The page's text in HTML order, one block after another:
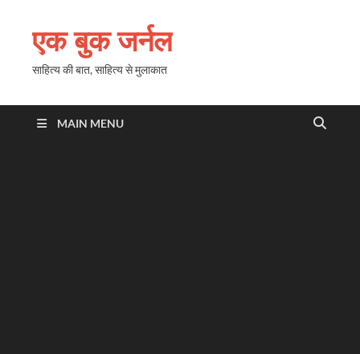
एक बुक जर्नल
साहित्य की बात, साहित्य से मुलाकात
MAIN MENU